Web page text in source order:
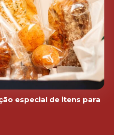
especial de itens para